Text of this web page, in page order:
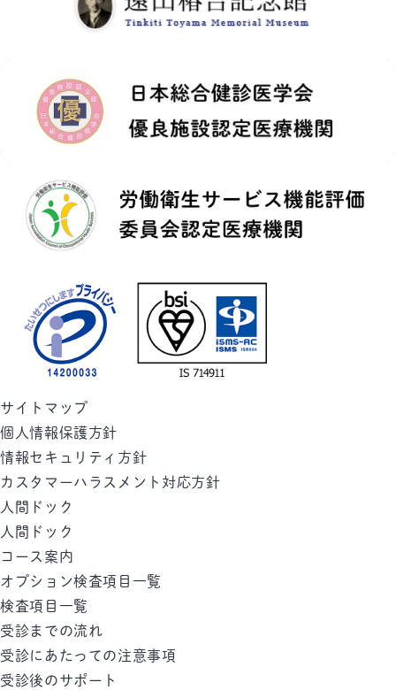
サイトマップ
個人情報保護方針
情報セキュリティ方針
カスタマーハラスメント対応方針
人間ドック
人間ドック
コース案内
オプション検査項目一覧
検査項目一覧
受診までの流れ
受診にあたっての注意事項
受診後のサポート